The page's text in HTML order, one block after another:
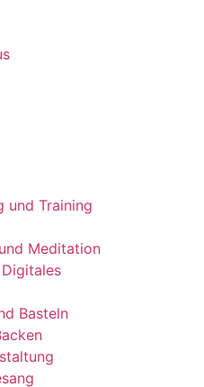
und Training
Meditation
Basteln